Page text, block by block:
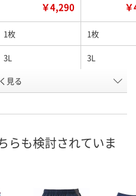
￥4,290
1枚 1枚
3L 3L
ブルー×ネイビー ミント×グレ
見る
らも検討されていま